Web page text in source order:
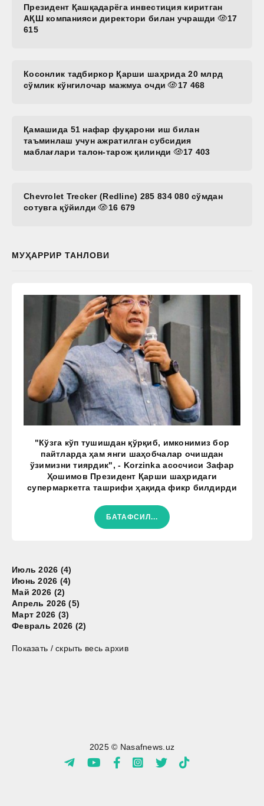
Президент Қашқадарёга инвестиция киритган
АҚШ компанияси директори билан учрашди
17
615
Косонлик тадбиркор Қарши шаҳрида 20 млрд
сўмлик кўнгилочар мажмуа очди
17 468
Қамашида 51 нафар фуқарони иш билан
таъминлаш учун ажратилган субсидия
маблағлари талон-тарож қилинди
17 403
Chevrolet Trecker (Redline) 285 834 080 сўмдан
сотувга қўйилди
16 679
МУҲАРРИР ТАНЛОВИ
"Кўзга кўп тушишдан қўрқиб, имконимиз бор
пайтларда ҳам янги шаҳобчалар очишдан
ўзимизни тиярдик", - Korzinka асосчиси Зафар
Ҳошимов Президент Қарши шаҳридаги
супермаркетга ташрифи ҳақида фикр билдирди
БАТАФСИЛ...
Июль 2026 (4)
Июнь 2026 (4)
Май 2026 (2)
Апрель 2026 (5)
Март 2026 (3)
Февраль 2026 (2)
Показать / скрыть весь архив
2025 © Nasafnews.uz